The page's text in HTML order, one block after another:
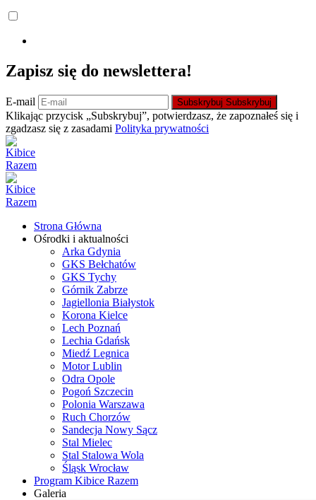
Zapisz się do newslettera!
E-mail Subskrybuj Subskrybuj
Klikając przycisk „Subskrybuj”, potwierdzasz, że zapoznałeś się i
zgadzasz się z zasadami Polityka prywatności
Strona Główna
Ośrodki i aktualności
Arka Gdynia
GKS Bełchatów
GKS Tychy
Górnik Zabrze
Jagiellonia Białystok
Korona Kielce
Lech Poznań
Lechia Gdańsk
Miedź Legnica
Motor Lublin
Odra Opole
Pogoń Szczecin
Polonia Warszawa
Ruch Chorzów
Sandecja Nowy Sącz
Stal Mielec
Stal Stalowa Wola
Śląsk Wrocław
Program Kibice Razem
Galeria